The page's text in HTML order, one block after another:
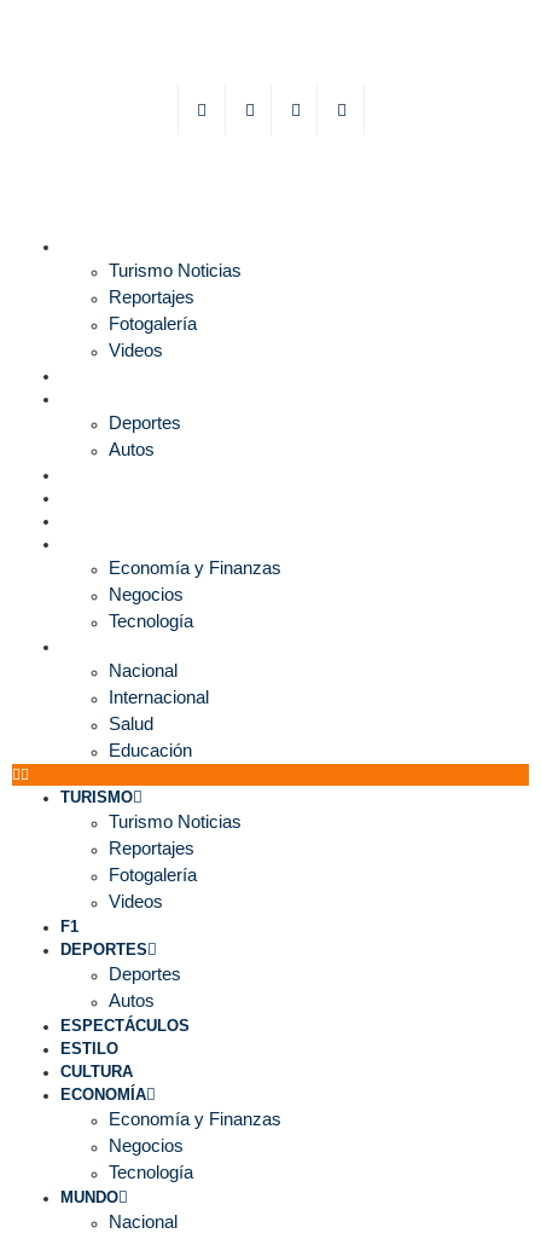
Turismo Noticias
Reportajes
Fotogalería
Videos
Deportes
Autos
Economía y Finanzas
Negocios
Tecnología
Nacional
Internacional
Salud
Educación
TURISMO
Turismo Noticias
Reportajes
Fotogalería
Videos
F1
DEPORTES
Deportes
Autos
ESPECTÁCULOS
ESTILO
CULTURA
ECONOMÍA
Economía y Finanzas
Negocios
Tecnología
MUNDO
Nacional